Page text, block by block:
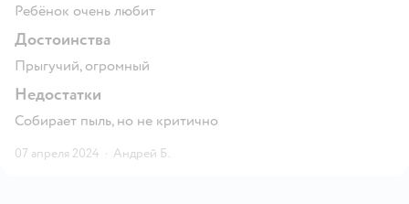
Ребёнок очень любит
Достоинства
Прыгучий, огромный
Недостатки
Собирает пыль, но не критично
07 апреля 2024 · Андрей Б.